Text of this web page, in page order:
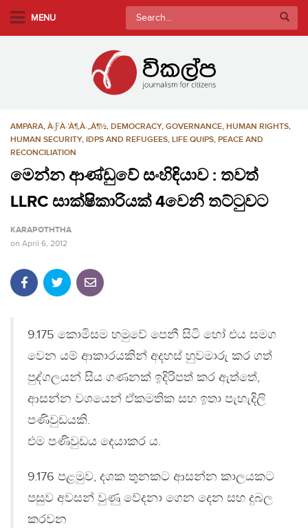
MENU
Search
for:
AMPARA, À·ƑÀ·’À¶‚À·„À¶½, DEMOCRACY, GOVERNANCE, HUMAN RIGHTS,
HUMAN SECURITY, IDPS AND REFUGEES, LIFE QUIPS, PEACE AND
RECONCILIATION
මෙන්න ආණ්ඩුවේ සංහිඳියාව : තවත්
LLRC සාක්ෂිකාරියක් 4වෙනි තට්ටුවට
KARAPOTHTHA
on April 6, 2012
9.175 කොමිසම හමුවේ පෙනී සිටි හෝ එය සමග
වෙන යම් ආකාරයකින් අදහස් හුවමාරු කර ගත්
පුද්ගලයන් සිය ගණනක් ඉදිරිපත් කර ඇත්තේ,
ආසන්න වශයෙන් ඒකමතික සහ ඉතා පැහැදිලි
පණිවුඩයකි.
එම පණිවුඩය දෙයාකර ය.
9.176 පළමුව, දශක තුනකට ආසන්න කාලයකට
පසුව අවසන් වුණු වේදනා ගෙන දෙන සහ දුබල
කරවන